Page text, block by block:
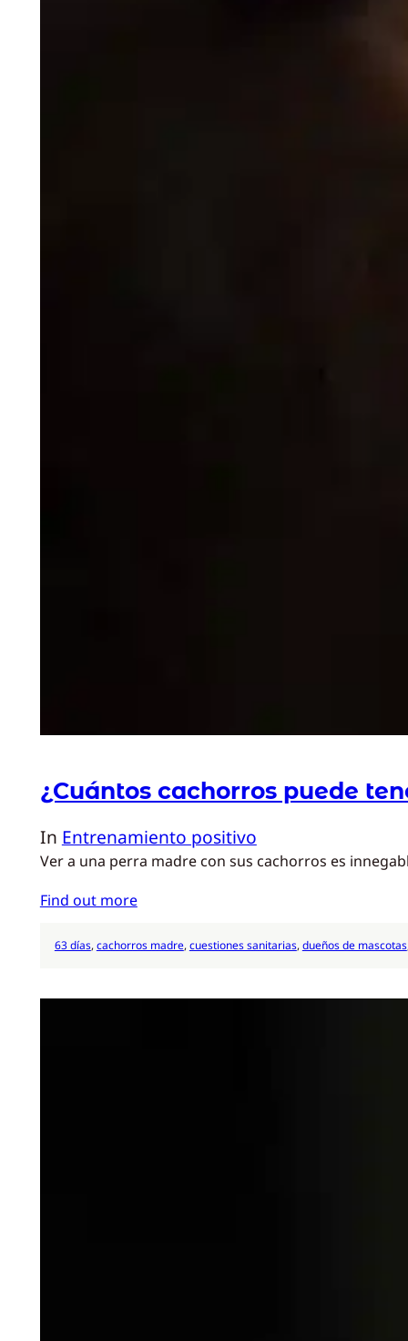
¿Cuántos cachorros puede
In Entrenamiento positivo
Ver a una perra madre con sus cachorros es
Find out more
63 días, cachorros madre, cuestiones sanitarias, dueños de mascotas